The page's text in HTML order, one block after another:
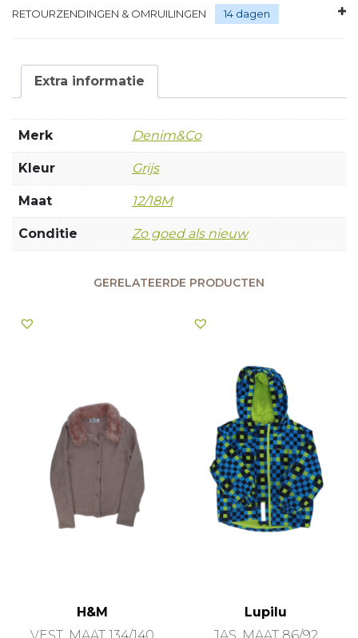
RETOURZENDINGEN & OMRUILINGEN 14 dagen
Extra informatie
Merk Denim&Co
Kleur Grijs
Maat 12/18M
Conditie Zo goed als nieuw
GERELATEERDE PRODUCTEN
H&M
Lupilu